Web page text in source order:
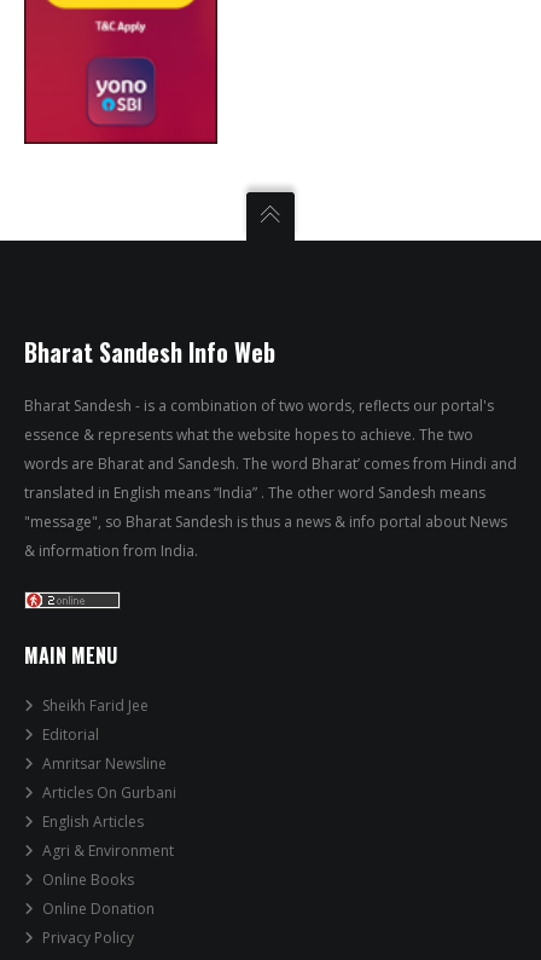
Bharat Sandesh Info Web
Bharat Sandesh - is a combination of two words, reflects our portal's
essence & represents what the website hopes to achieve. The two
words are Bharat and Sandesh. The word Bharat’ comes from Hindi and
translated in English means “India” . The other word Sandesh means
"message", so Bharat Sandesh is thus a news & info portal about News
& information from India.
MAIN MENU
Sheikh Farid Jee
Editorial
Amritsar Newsline
Articles On Gurbani
English Articles
Agri & Environment
Online Books
Online Donation
Privacy Policy